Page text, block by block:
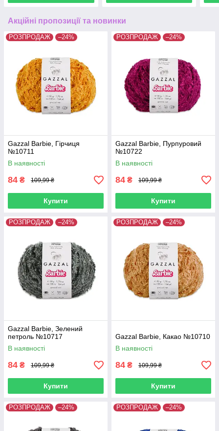
Акційні пропозиції та новинки
РОЗПРОДАЖ –24%
Gazzal Barbie, Гірчиця
№10711
В наявності
84 ₴ 109,99 ₴
Купити
РОЗПРОДАЖ –24%
Gazzal Barbie, Пурпуровий
№10722
В наявності
84 ₴ 109,99 ₴
Купити
РОЗПРОДАЖ –24%
Gazzal Barbie, Зелений
петроль №10717
В наявності
84 ₴ 109,99 ₴
Купити
РОЗПРОДАЖ –24%
Gazzal Barbie, Какао №10710
В наявності
84 ₴ 109,99 ₴
Купити
РОЗПРОДАЖ –24% РОЗПРОДАЖ –24%